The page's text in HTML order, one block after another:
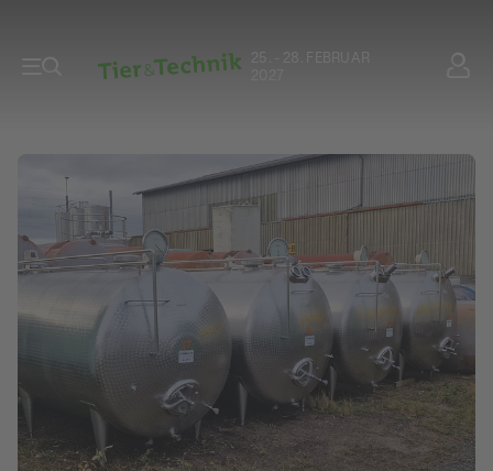
25. - 28. FEBRUAR